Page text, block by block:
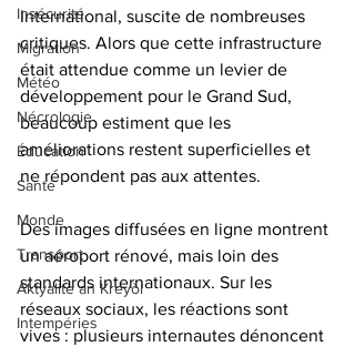
Insécurité
Migration
Météo
Nécrologie
Éducation
Santé
Monde
Transport
Aktyalite an Kreyòl
Intempéries
International, suscite de nombreuses
critiques. Alors que cette infrastructure
était attendue comme un levier de
développement pour le Grand Sud,
beaucoup estiment que les
améliorations restent superficielles et
ne répondent pas aux attentes.
Des images diffusées en ligne montrent
un aéroport rénové, mais loin des
standards internationaux. Sur les
réseaux sociaux, les réactions sont
vives : plusieurs internautes dénoncent